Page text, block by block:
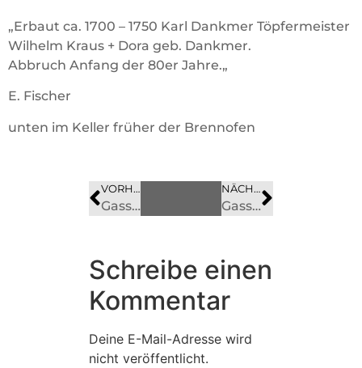
„Erbaut ca. 1700 – 1750 Karl Dankmer Töpfermeister
Wilhelm Kraus + Dora geb. Dankmer.
Abbruch Anfang der 80er Jahre.„
E. Fischer
unten im Keller früher der Brennofen
VORHERIGES
Gasse 6 – Töpfermeister Karl Dankmer
NÄCHSTES
Gasse 8.1 – Abriss
Schreibe einen
Kommentar
Deine E-Mail-Adresse wird
nicht veröffentlicht.